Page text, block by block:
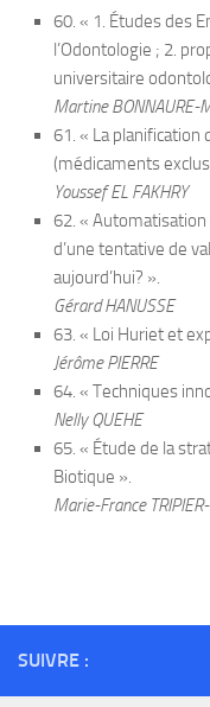
60. « 1. Études des
l’Odontologie ; 2.
universitaire
Martine BONNAURE-
61. « La
(médicaments
Youssef EL FAKHRY
62. «
d’une tentative de
aujourd’hui? ».
Gérard HANUSSE
63. « Loi Huriet et
Jérôme PIERRE
64. « Techniques
Nelly QUEHE
65. « Étude de la
Biotique ».
Marie-France
SUIVRE :